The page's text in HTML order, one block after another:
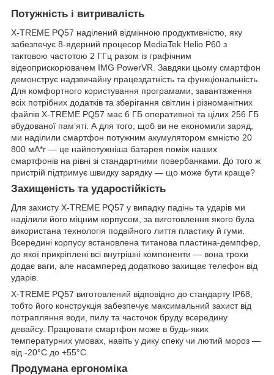
Потужність і витривалість
X-TREME PQ57 наділений відмінною продуктивністю, яку
забезпечує 8-ядерний процесор MediaTek Helio P60 з
тактовою частотою 2 ГГц разом із графічним
відеоприскорювачем IMG PowerVR. Завдяки цьому смартфон
демонструє надзвичайну працездатність та функціональність.
Для комфортного користування програмами, завантаження
всіх потрібних додатків та зберігання світлин і різноманітних
файлів X-TREME PQ57 має 6 ГБ оперативної та цілих 256 ГБ
вбудованої пам’яті. А для того, щоб ви не економили заряд,
ми наділили смартфон потужним акумулятором ємністю 20
800 мА*г — це найпотужніша батарея поміж наших
смартфонів на рівні зі стандартними повербанками. До того ж
пристрій підтримує швидку зарядку — що може бути краще?
Захищеність та ударостійкість
Для захисту X-TREME PQ57 у випадку падінь та ударів ми
наділили його міцним корпусом, за виготовлення якого була
використана технологія подвійного лиття пластику й гуми.
Всередині корпусу встановлена титанова пластина-демпфер,
до якої прикріплені всі внутрішні компоненти — вона трохи
додає ваги, але насамперед додатково захищає телефон від
ударів.
X-TREME PQ57 виготовлений відповідно до стандарту IP68,
тобто його конструкція забезпечує максимальний захист від
потрапляння води, пилу та часточок бруду всередину
девайсу. Працювати смартфон може в будь-яких
температурних умовах, навіть у дику спеку чи лютий мороз —
від -20°C до +55°C.
Продумана ергономіка